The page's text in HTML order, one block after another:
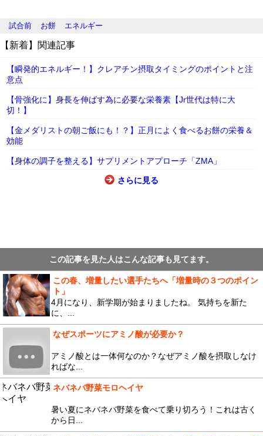
試合前 お餅 エネルギー
【新着】関連記事
【瞬発的エネルギー！】クレアチン摂取タイミングのポイントと注
意点
【骨強化に】身長を伸ばす為に必要な栄養素【Jr世代は特に大
切！】
【金メダリストの朝ご飯にも！？】正月によく食べるお餅の栄養＆
効能
【身体の調子を整える】サプリメントアプローチ「ZMA」
さらに見る
この記事を見た人はこんな記事も見てます。
この春、増量したい選手たちへ「増量時の３つのポイン
ト」
4月になり、新学期が始まりましたね。 気持ちを新た
に、...
なぜスポーツにアミノ酸が必要か？
アミノ酸とは一体何なのか？なぜアミノ酸を摂取しなけ
ればな...
ネバネバ野菜モロヘイヤ
暑い夏にネバネバ野菜を食べて乗り切ろう！これは古く
から日...